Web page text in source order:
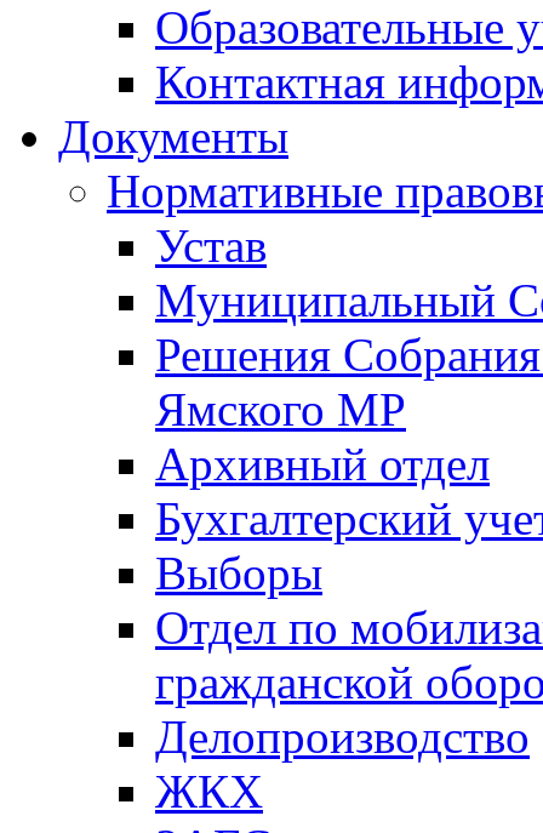
Образовательные
Контактная
Документы
Нормативные
Устав
Муниципальный
Решения
Ямского МР
Архивный отдел
Бухгалтерский
Выборы
Отдел по
гражданской
Делопроизводство
ЖКХ